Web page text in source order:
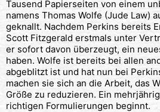
Tausend Papierseiten von einem
namens Thomas Wolfe (Jude Law)
geknallt. Nachdem Perkins bereits
Scott Fitzgerald erstmals unter
er sofort davon überzeugt, ein
haben. Wolfe ist bereits bei allen
abgeblitzt ist und hat nun bei
machen sie sich an die Arbeit, das
Größe zu reduzieren. Ein
richtigen Formulierungen beginnt.